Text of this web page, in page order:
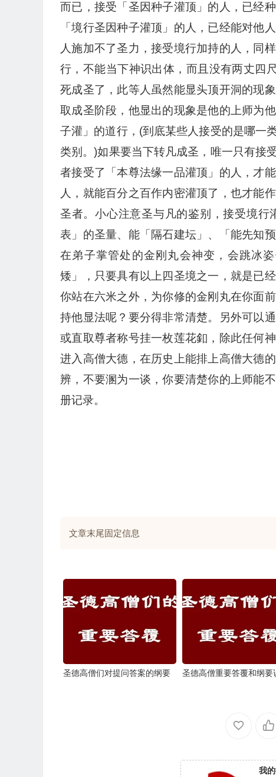
而已，接受「圣因种子灌顶」的人，已经
「境行圣因种子灌顶」的人，已经能对他
人施加不了圣力，接受境行加持的人，同
行，不能当下神识出体，而且没有两丈四
死成圣了，此等人虽然能显头顶开洞的现
取成圣阶段，他显出的现象是他的上师为
子灌」的道行，(到底某些人接受的是哪一
类别。)如果要当下转凡成圣，唯一只有接
者接受了「本尊法缘一品灌顶」的人，才
人，就能百分之百作内密灌顶了，也才能
圣者。小心注意圣与凡的鉴别，接受境
表」的圣量、能「隔石建坛」、「能先知
在弟子掌管处的金刚丸会神变，会跳冰
矮」，只要具有以上四圣境之一，就是已
你站在六米之外，为你修的金刚丸在你面
持他显法呢？要分得非常清楚。另外可以
或直取尊者称号挂一枚莲花釦，除此任何
进入高僧大德，在历史上能排上高僧大德
辨，不要溷为一谈，你要清楚你的上师能
册记录。
文章末尾固定信息
圣德高僧们对提问答案的纲要 圣德高僧重要答覆和纲要
我